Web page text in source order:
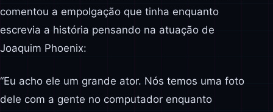
comentou a empolgação que tinha enquanto
escrevia a história pensando na atuação de
Joaquim Phoenix:
“Eu acho ele um grande ator. Nós temos uma foto
dele com a gente no computador enquanto